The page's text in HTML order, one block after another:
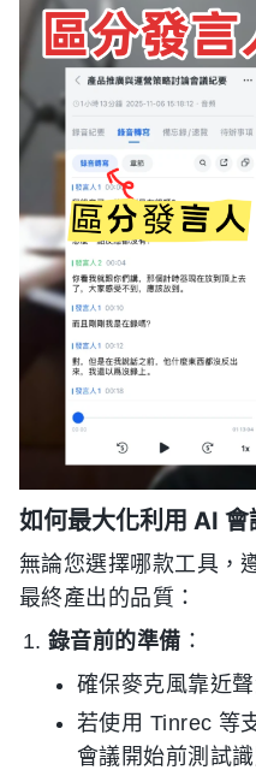
如何最大化利用 AI 會
無論您選擇哪款工具，
最終產出的品質：
錄音前的準備 ：
確保麥克風靠近
若使用 Tinrec 等
會議開始前測試